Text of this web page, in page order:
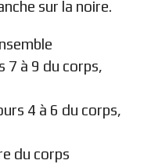
sur la noire.
7 à 9 du corps,
4 à 6 du corps,
du corps